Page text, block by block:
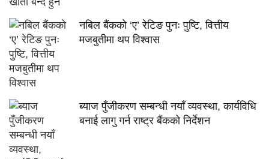
नबिल बैंकको ‘ए’ रेटिङ पुनः पुष्टि, वित्तीय
मजबुतीमा थप विश्वास
ब्याज पुँजीकरण सम्बन्धी नयाँ व्यवस्था, कार्यविधि
बनाई लागु गर्न राष्ट्र बैंकको निर्देशन